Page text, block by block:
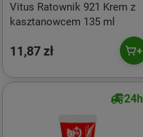
Vitus Ratownik 921 Krem z
kasztanowcem 135 ml
11,87 zł
24h